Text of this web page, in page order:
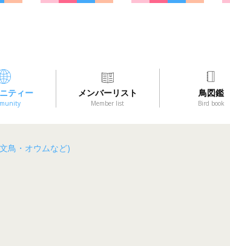
ティー メンバーリスト
Member list
鳥図鑑
Bird book
鳥・オウムなど)